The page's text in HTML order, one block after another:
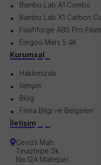
Bambu Lab A1 Combo
Bambu Lab X1 Carbon
Flashforge ABS Pro
Elegoo Mars 5 4K
Kurumsal
Hakkımızda
İletişim
Blog
Firma Bilgi ve Belgeleri
İletişim
Cevizli Mah.
Tınaztepe Sk.
No:12A Maltepe/